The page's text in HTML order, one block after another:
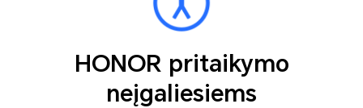
HONOR pritaikymo
neįgaliesiems